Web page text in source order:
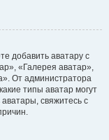
добавить аватару с
«Галерея аватар»,
От администратора
типы аватар могут
свяжитесь с